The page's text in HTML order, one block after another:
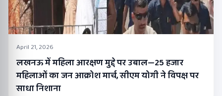
April 21, 2026
लखनऊ में महिला आरक्षण मुद्दे पर उबाल—25 हजार
महिलाओं का जन आक्रोश मार्च, सीएम योगी ने विपक्ष पर
साधा निशाना